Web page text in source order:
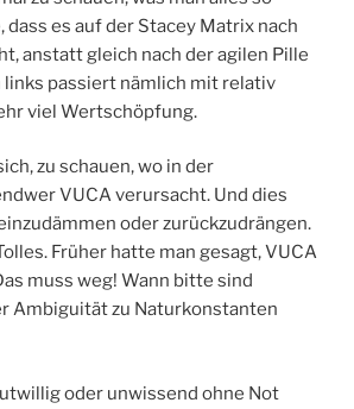
es auf der Stacey Matrix nach
anstatt gleich nach der agilen Pille
links passiert nämlich mit relativ
viel Wertschöpfung.
zu schauen, wo in der
VUCA verursacht. Und dies
oder zurückzudrängen.
Früher hatte man gesagt, VUCA
muss weg! Wann bitte sind
Ambiguität zu Naturkonstanten
oder unwissend ohne Not